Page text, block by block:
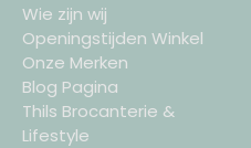
Wie zijn wij
Openingstijden Winkel
Onze Merken
Blog Pagina
Thils Brocanterie &
Lifestyle